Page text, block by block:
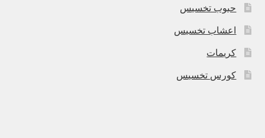
حبوب تخسيس
اعشاب تخسيس
كريمات
كورس تخسيس